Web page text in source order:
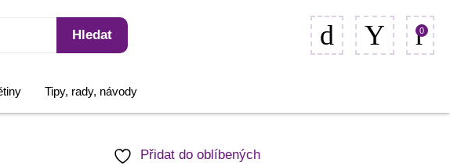
Hledat 0
Tipy, rady, návody
Přidat do oblíbených